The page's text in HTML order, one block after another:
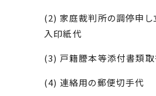
(2) 家庭裁判所の調停申し
入印紙代
(3) 戸籍謄本等添付書類取
(4) 連絡用の郵便切手代